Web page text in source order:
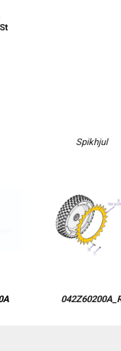
Spikhjul